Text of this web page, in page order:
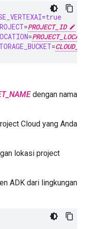
=true
=PROJECT_ID
=
=
dengan nama
Cloud yang Anda
lokasi project
ADK dari lingkungan